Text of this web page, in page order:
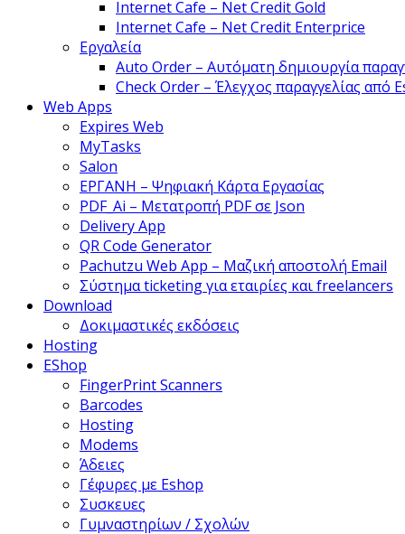
Internet Cafe – Net Credit Gold
Internet Cafe – Net Credit Enterprice
Εργαλεία
Auto Order – Αυτόματη δημιουργία
Check Order – Έλεγχος παραγγελίας από
Web Apps
Expires Web
MyTasks
Salon
ΕΡΓΑΝΗ – Ψηφιακή Κάρτα Εργασίας
PDF_Ai – Μετατροπή PDF σε Json
Delivery App
QR Code Generator
Pachutzu Web App – Μαζική αποστολή Email
Σύστημα ticketing για εταιρίες και freelancers
Download
Δοκιμαστικές εκδόσεις
Hosting
EShop
FingerPrint Scanners
Barcodes
Hosting
Modems
Άδειες
Γέφυρες με Eshop
Συσκευες
Γυμναστηρίων / Σχολών